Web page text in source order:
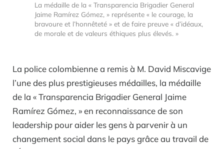
La médaille de la « Transparencia Brigadier General
Jaime Ramírez Gómez, » représente « le courage, la
bravoure et l’honnêteté » et de faire preuve « d’idéaux,
de morale et de valeurs éthiques plus élevés. »
La police colombienne a remis à M. David Miscavige
l’une des plus prestigieuses médailles, la médaille
de la « Transparencia Brigadier General Jaime
Ramírez Gómez, » en reconnaissance de son
leadership pour aider les gens à parvenir à un
changement social dans le pays grâce au travail de